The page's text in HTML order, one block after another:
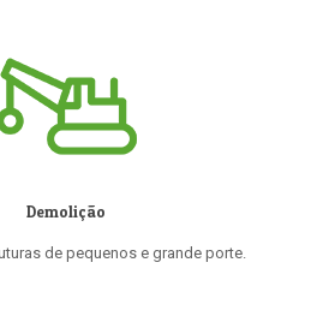
Demolição
de pequenos e grande porte.